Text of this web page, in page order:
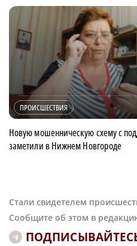
ПРОИСШЕСТВИЯ
Новую мошенническую схему с
заметили в Нижнем Новгороде
Стали свидетелем
Сообщите об этом в